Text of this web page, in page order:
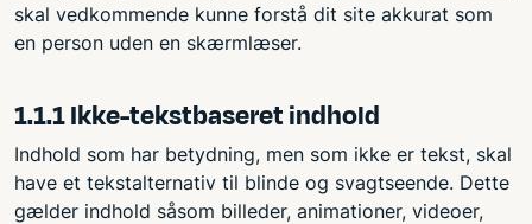
skal vedkommende kunne forstå dit site akkurat som
en person uden en skærmlæser.
1.1.1 Ikke-tekstbaseret indhold
Indhold som har betydning, men som ikke er tekst, skal
have et tekstalternativ til blinde og svagtseende. Dette
gælder indhold såsom billeder, animationer, videoer,